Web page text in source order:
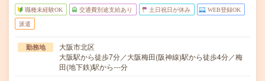
職種未経験OK 交通費別途支給あり 土日祝日が休み WEB登録OK
派遣
勤務地
大阪市北区
大阪駅から徒歩7分／大阪梅田(阪神線)駅から徒歩4分／梅
田(地下鉄)駅から---分